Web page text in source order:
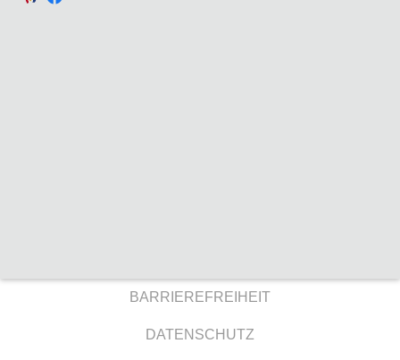
BARRIEREFREIHEIT
DATENSCHUTZ